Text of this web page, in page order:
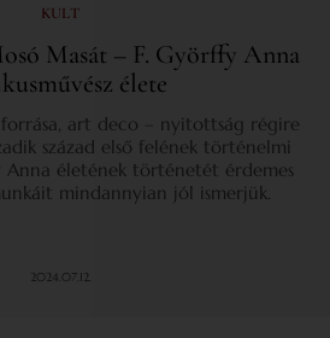
KULT
Masát – F. Györffy Anna
élete
art deco – nyitottság régire
század első felének történelmi
Anna életének történetét érdemes
mindannyian jól ismerjük.
2024.07.12.